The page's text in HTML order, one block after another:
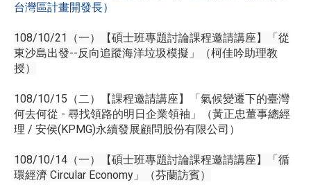
台灣區計畫開發長）
108/10/21（一）【碩士班專題討論課程邀請講座】「從
東沙島出發--反向追蹤海洋垃圾模擬」（柯佳吟助理教
授）
108/10/15（二）【課程邀請講座】「氣候變遷下的臺灣
何去何從 - 尋找領路的明日企業領袖」（黃正忠董事總經
理 / 安侯(KPMG)永續發展顧問股份有限公司）
108/10/14（一）【碩士班專題討論課程邀請講座】「循
環經濟 Circular Economy」（芬蘭訪賓）